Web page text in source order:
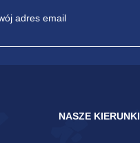
adres email
NASZE KIERUNKI